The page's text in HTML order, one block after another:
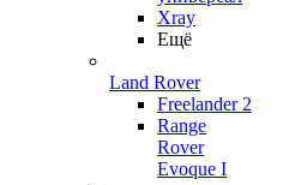
Xray
Ещё
Land Rover
Freelander 2
Range
Rover
Evoque I